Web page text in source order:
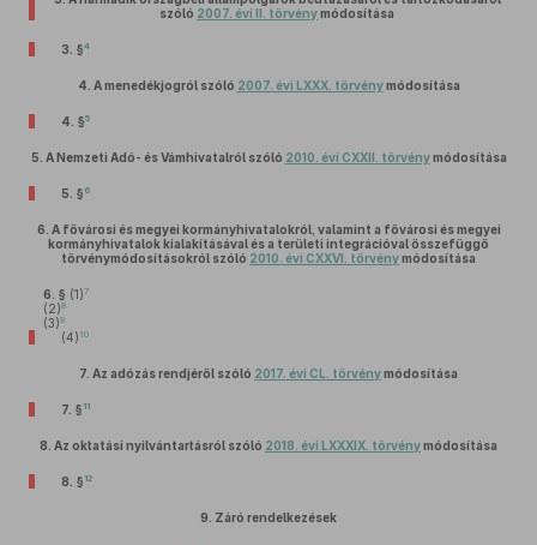
szóló 2007. évi II. törvénymódosítása
3. §4
4. A menedékjogról szóló 2007. évi LXXX. törvénymódosítása
4. §5
5. A Nemzeti Adó- és Vámhivatalról szóló 2010. évi CXXII. törvénymódosítása
5. § 6
6. A fővárosi és megyei kormányhivatalokról, valamint a fővárosi és megyei
kormányhivatalok kialakításával és a területi integrációval összefüggő
törvénymódosításokról szóló 2010. évi CXXVI. törvénymódosítása
6. § (1)7
(2)8
(3)9
(4) 10
7. Az adózás rendjéről szóló 2017. évi CL. törvénymódosítása
7. § 11
8. Az oktatási nyilvántartásról szóló 2018. évi LXXXIX. törvénymódosítása
8. § 12
9. Záró rendelkezések